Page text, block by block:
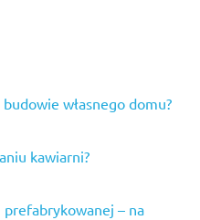
własnego domu?
kawiarni?
– na